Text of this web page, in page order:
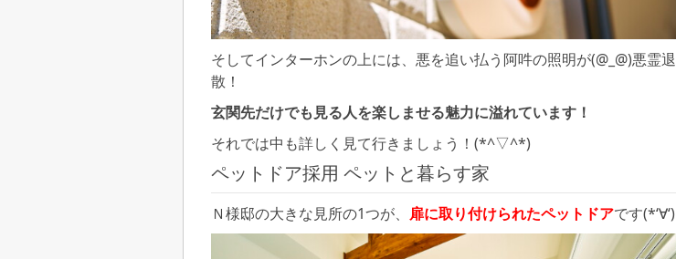
そしてインターホンの上には、悪を追い払う阿吽の照明が(@_@)悪霊退
散！
玄関先だけでも見る人を楽しませる魅力に溢れています！
それでは中も詳しく見て行きましょう！(*^▽^*)
ペットドア採用 ペットと暮らす家
Ｎ様邸の大きな見所の1つが、 扉に取り付けられたペットドアです(*‘∀‘)